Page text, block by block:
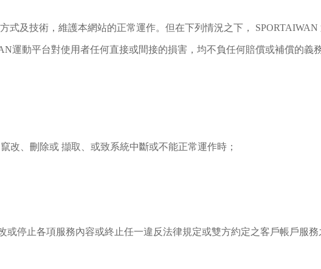
式及技術，維護本網站的正常運作。但在下列情況之下，
運動平台對使用者任何直接或間接的損害，均不負任何賠償或補償的義務
改、刪除或 擷取、或致系統中斷或不能正常運作時；
或停止各項服務內容或終止任一違反法律規定或雙方約定之客戶帳戶服